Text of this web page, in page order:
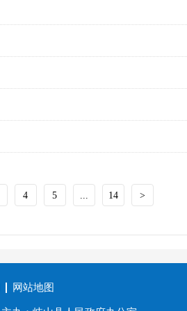
4 5 ... 14 >
网站地图